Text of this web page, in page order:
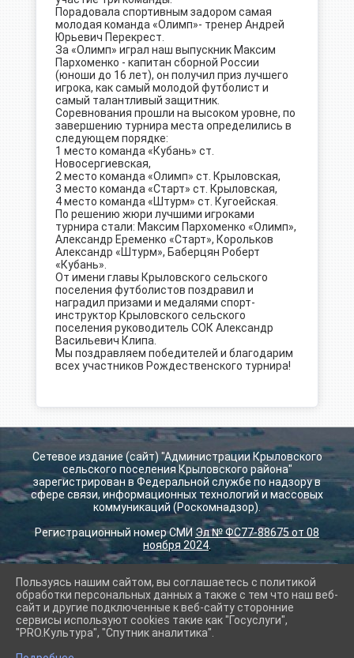
Порадовала спортивным задором самая
молодая команда «Олимп»- тренер Андрей
Юрьевич Перекрест.
За «Олимп» играл наш выпускник Максим
Пархоменко - капитан сборной России
(юноши до 16 лет), он получил приз лучшего
игрока, как самый молодой футболист и
самый талантливый защитник.
Соревнования прошли на высоком уровне, по
завершению турнира места определились в
следующем порядке:
1 место команда «Кубань» ст.
Новосергиевская,
2 место команда «Олимп» ст. Крыловская,
3 место команда «Старт» ст. Крыловская,
4 место команда «Штурм» ст. Кугоейская.
По решению жюри лучшими игроками
турнира стали: Максим Пархоменко «Олимп»,
Александр Еременко «Старт», Корольков
Александр «Штурм», Баберцян Роберт
«Кубань».
От имени главы Крыловского сельского
поселения футболистов поздравил и
наградил призами и медалями спорт-
инструктор Крыловского сельского
поселения руководитель СОК Александр
Васильевич Клипа.
Мы поздравляем победителей и благодарим
всех участников Рождественского турнира!
Сетевое издание (сайт) "Администрации Крыловского
сельского поселения Крыловского района"
зарегистрирован в Федеральной службе по надзору в
сфере связи, информационных технологий и массовых
коммуникаций (Роскомнадзор).
Регистрационный номер СМИ Эл № ФС77-88675 от 08
ноября 2024
2026 г. krilovskay.ru
Вход
Карта сайта
Политика обработки персональных данных
Пользуясь нашим сайтом, вы соглашаетесь с политикой
обработки персональных данных а также с тем что наш веб-
сайт и другие подключенные к веб-сайту сторонние
сервисы используют cookies такие как "Госуслуги",
"PRO.Культура", "Спутник аналитика".